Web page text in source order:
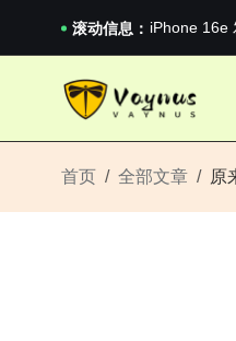
滚动信息： iPhone 16e
2026澳网男
iPhone 16e
首页 全部文章 原